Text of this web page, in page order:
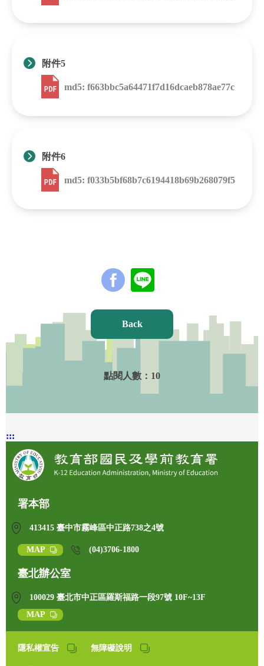
附件5
md5: f663bbc5a64471f7d16dcaeb878ae77c
附件6
md5: f033b5bf68b7c6194418b69b268079f5
Back
點閱人數： 10
:::
署本部
413415 臺中市霧峰區中正路738之4號
MAP (04)3706-1800
臺北辦公室
100029 臺北市中正區羅斯福路一段97號 10F~13F
MAP
隱私權宣告 無障礙說明